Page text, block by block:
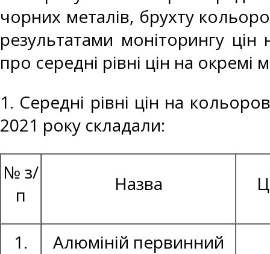
чорних металів, брухту
результатами моніторингу
про середні рівні цін на окремі
1. Середні рівні цін на
2021 року складали:
№ з/
п
Назва
1. Алюміній первинний